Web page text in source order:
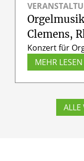
Clemens,
Konzert für
MEHR LESEN
ALLE